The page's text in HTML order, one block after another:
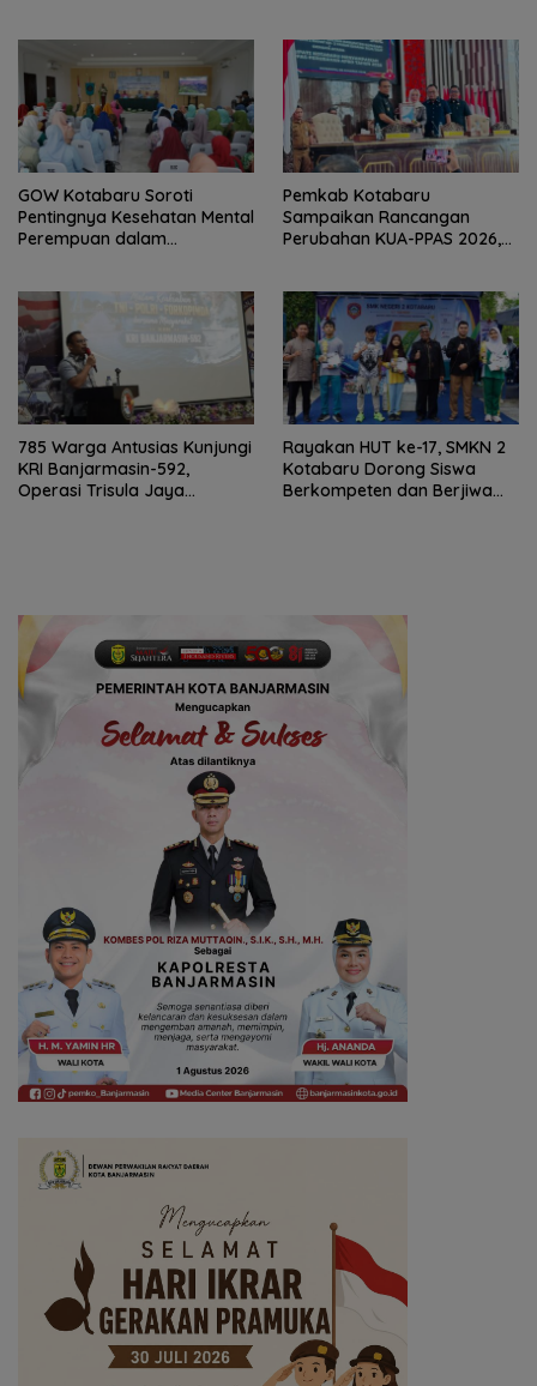
GOW Kotabaru Soroti
Pentingnya Kesehatan Mental
Perempuan dalam
Pemkab Kotabaru
Sampaikan Rancangan
Perubahan KUA-PPAS 2026,
785 Warga Antusias Kunjungi
KRI Banjarmasin-592,
Operasi Trisula Jaya
Rayakan HUT ke-17, SMKN 2
Kotabaru Dorong Siswa
Berkompeten dan Berjiwa